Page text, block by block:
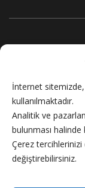
İnternet
kullanılmaktadır.
Analitik ve
bulunması halinde
Çerez
değiştirebilirsiniz.
Flash